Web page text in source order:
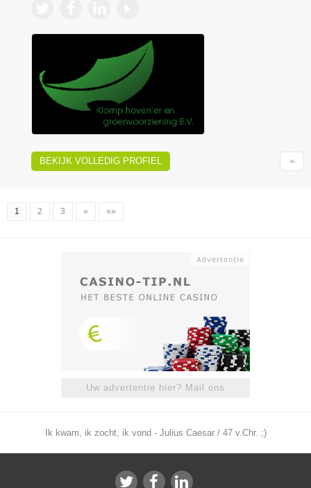
BEKIJK VOLLEDIG PROFIEL
1 2 3 » »»
Uw advertentie hier? Mail ons
Ik kwam, ik zocht, ik vond - Julius Caesar / 47 v.Chr. ;)